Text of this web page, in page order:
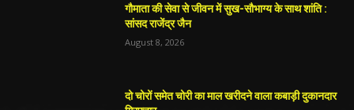
गौमाता की सेवा से जीवन में सुख-सौभाग्य के साथ शांति :
सांसद राजेंद्र जैन
August 8, 2026
दो चोरों समेत चोरी का माल खरीदने वाला कबाड़ी दुकानदार